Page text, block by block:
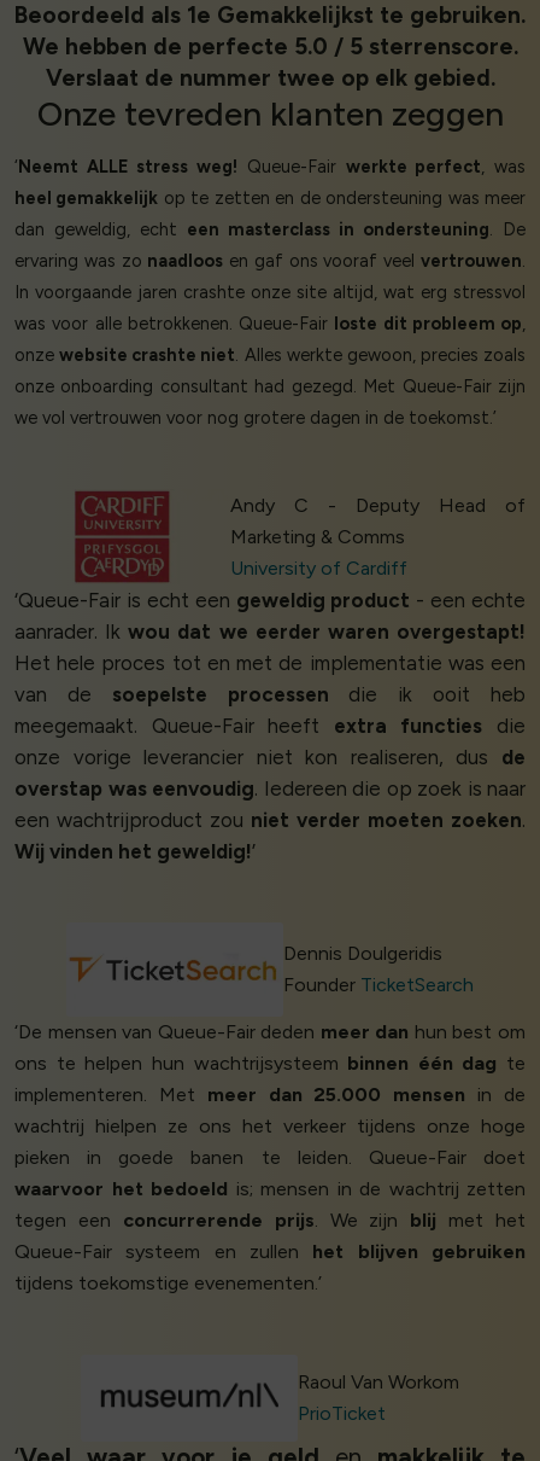
Beoordeeld als 1e Gemakkelijkst te gebruiken.
We hebben de perfecte 5.0 / 5 sterrenscore.
Verslaat de nummer twee op elk gebied.
Onze tevreden klanten zeggen
‘ Neemt ALLE stress weg! Queue-Fair werkte perfect, was
heel gemakkelijk op te zetten en de ondersteuning was meer
dan geweldig, echt een masterclass in ondersteuning. De
ervaring was zo naadloos en gaf ons vooraf veelvertrouwen.
In voorgaande jaren crashte onze site altijd, wat erg stressvol
was voor alle betrokkenen. Queue-Fair loste dit probleem op,
onzewebsite crashte niet. Alles werkte gewoon, precies zoals
onze onboarding consultant had gezegd. Met Queue-Fair zijn
we vol vertrouwen voor nog grotere dagen in de toekomst.’
Andy C - Deputy Head of
Marketing & Comms
University of Cardiff
‘Queue-Fair is echt een geweldig product - een echte
aanrader. Ikwou dat we eerder waren overgestapt!
Het hele proces tot en met de implementatie was een
van de soepelste processen die ik ooit heb
meegemaakt. Queue-Fair heeft extra functies die
onze vorige leverancier niet kon realiseren, dus de
overstap was eenvoudig. Iedereen die op zoek is naar
een wachtrijproduct zou niet verder moeten zoeken.
Wij vinden het geweldig!’
Dennis Doulgeridis
Founder TicketSearch
‘De mensen van Queue-Fair deden meer dan hun best om
ons te helpen hun wachtrijsysteem binnen één dag te
implementeren. Met meer dan 25.000 mensen in de
wachtrij hielpen ze ons het verkeer tijdens onze hoge
pieken in goede banen te leiden. Queue-Fair doet
waarvoor het bedoeld is; mensen in de wachtrij zetten
tegen een concurrerende prijs. We zijn blij met het
Queue-Fair systeem en zullen het blijven gebruiken
tijdens toekomstige evenementen.’
Raoul Van Workom
PrioTicket